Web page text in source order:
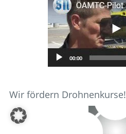
Wir fördern Drohnenkurse!